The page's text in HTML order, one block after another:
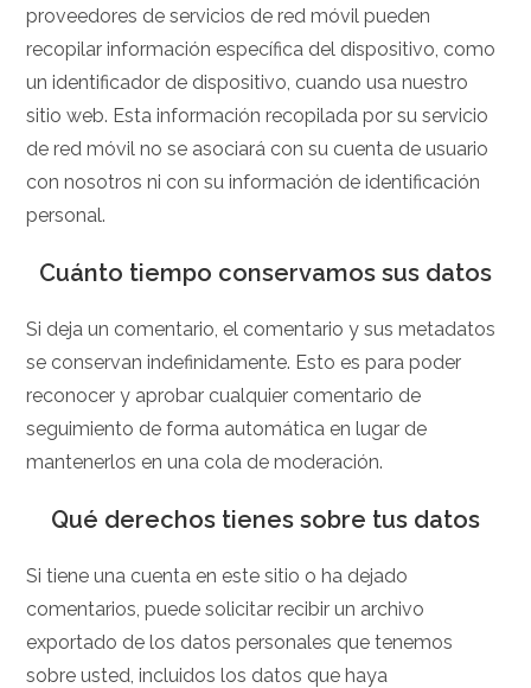
proveedores de servicios de red móvil pueden
recopilar información específica del dispositivo, como
un identificador de dispositivo, cuando usa nuestro
sitio web. Esta información recopilada por su servicio
de red móvil no se asociará con su cuenta de usuario
con nosotros ni con su información de identificación
personal.
Cuánto tiempo conservamos sus datos
Si deja un comentario, el comentario y sus metadatos
se conservan indefinidamente. Esto es para poder
reconocer y aprobar cualquier comentario de
seguimiento de forma automática en lugar de
mantenerlos en una cola de moderación.
Qué derechos tienes sobre tus datos
Si tiene una cuenta en este sitio o ha dejado
comentarios, puede solicitar recibir un archivo
exportado de los datos personales que tenemos
sobre usted, incluidos los datos que haya